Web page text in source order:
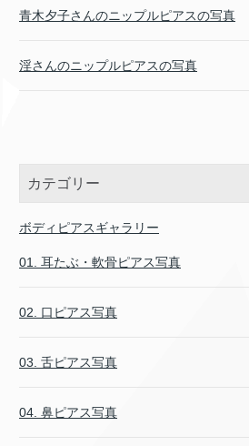
青木夕子さんのニップルピアスの写真
淫さんのニップルピアスの写真
カテゴリー
ボディピアスギャラリー
01. 耳たぶ・軟骨ピアス写真
02. 口ピアス写真
03. 舌ピアス写真
04. 鼻ピアス写真